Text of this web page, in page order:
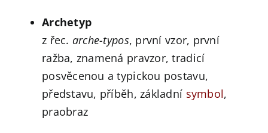
Archetyp
z řec. arche-typos, první vzor, první
ražba, znamená pravzor, tradicí
posvěcenou a typickou postavu,
představu, příběh, základní symbol,
praobraz